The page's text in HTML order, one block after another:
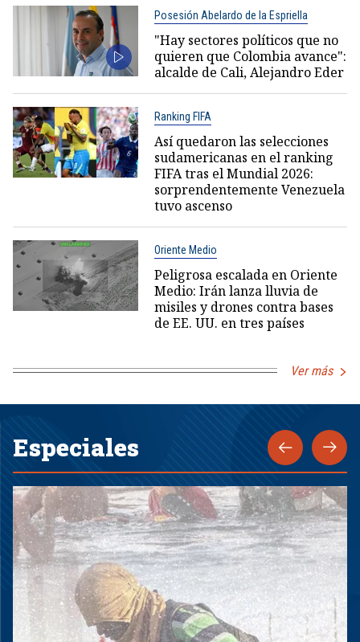
Posesión Abelardo de la Espriella
"Hay sectores políticos que no
quieren que Colombia avance":
alcalde de Cali, Alejandro Eder
Ranking FIFA
Así quedaron las selecciones
sudamericanas en el ranking
FIFA tras el Mundial 2026:
sorprendentemente Venezuela
tuvo ascenso
Oriente Medio
Peligrosa escalada en Oriente
Medio: Irán lanza lluvia de
misiles y drones contra bases
de EE. UU. en tres países
Ver más
Especiales